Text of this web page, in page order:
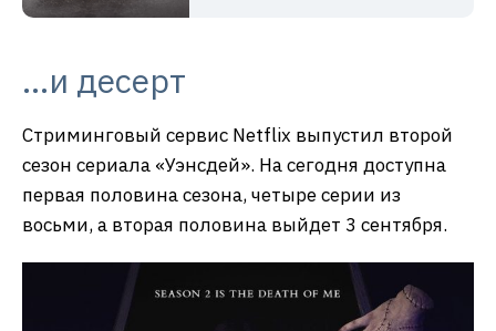
…и десерт
Стриминговый сервис Netflix выпустил второй
сезон сериала «Уэнсдей». На сегодня доступна
первая половина сезона, четыре серии из
восьми, а вторая половина выйдет 3 сентября.